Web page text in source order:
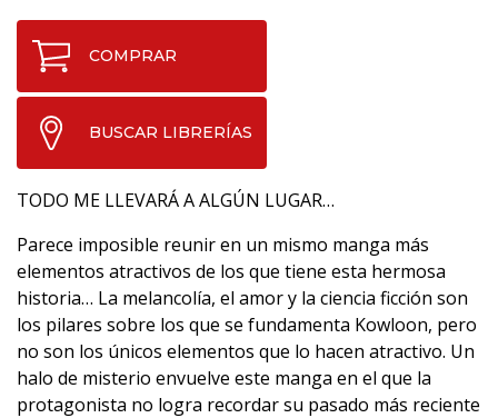
COMPRAR
BUSCAR LIBRERÍAS
TODO ME LLEVARÁ A ALGÚN LUGAR…
Parece imposible reunir en un mismo manga más
elementos atractivos de los que tiene esta hermosa
historia… La melancolía, el amor y la ciencia ficción son
los pilares sobre los que se fundamenta Kowloon, pero
no son los únicos elementos que lo hacen atractivo. Un
halo de misterio envuelve este manga en el que la
protagonista no logra recordar su pasado más reciente